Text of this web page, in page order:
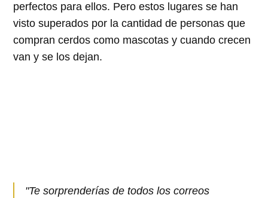
perfectos para ellos. Pero estos lugares se han
visto superados por la cantidad de personas que
compran cerdos como mascotas y cuando crecen
van y se los dejan.
"Te sorprenderías de todos los correos